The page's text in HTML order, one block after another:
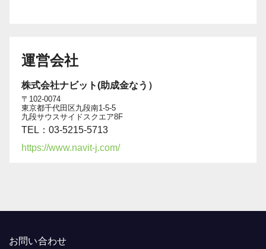
運営会社
株式会社ナビット(助成金なう）
〒102-0074
東京都千代田区九段南1-5-5
九段サウスサイドスクエア8F
TEL：03-5215-5713
https://www.navit-j.com/
お問い合わせ